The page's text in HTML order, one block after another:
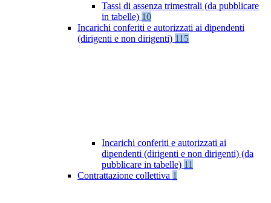
Tassi di assenza trimestrali (da pubblicare
in tabelle) 10
Incarichi conferiti e autorizzati ai dipendenti
(dirigenti e non dirigenti) 115
Incarichi conferiti e autorizzati ai
dipendenti (dirigenti e non dirigenti) (da
pubblicare in tabelle) 11
Contrattazione collettiva 1